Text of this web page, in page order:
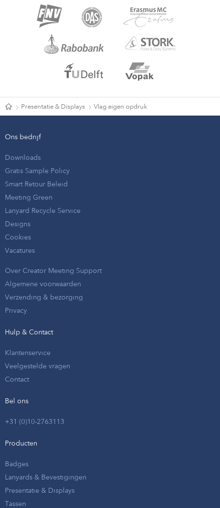
Presentatie & Displays Vlag eigen opdruk
Ons bedrijf
Downloads
Gratis Sample Policy
Smart Retour Beleid
Meeting Green
Lanyard Recycle Service
Designs
Cookies
Vacatures
Over Creator Meeting Support
Algemene voorwaarden
Verzending & bezorging
Privacy
Hulp & Contact
Klantenservice
Veelgestelde vragen
Contact
Bel ons
+31 (0)10-2763113
Producten
Badges
Lanyards & Bevestigingen
Presentatie & Displays
Tassen